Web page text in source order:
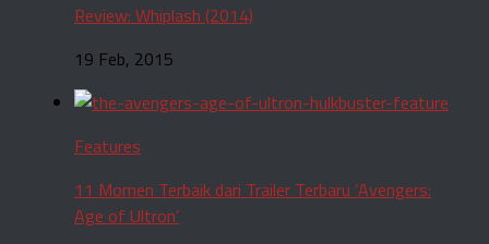
Review: Whiplash (2014)
19 Feb, 2015
Features
11 Momen Terbaik dari Trailer Terbaru ‘Avengers:
Age of Ultron’